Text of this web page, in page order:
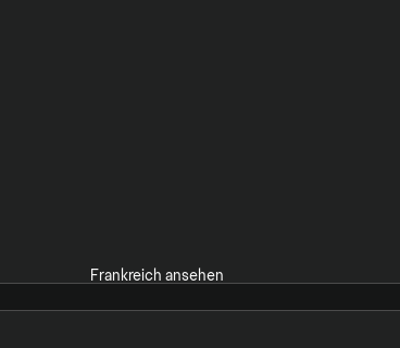
Frankreich ansehen